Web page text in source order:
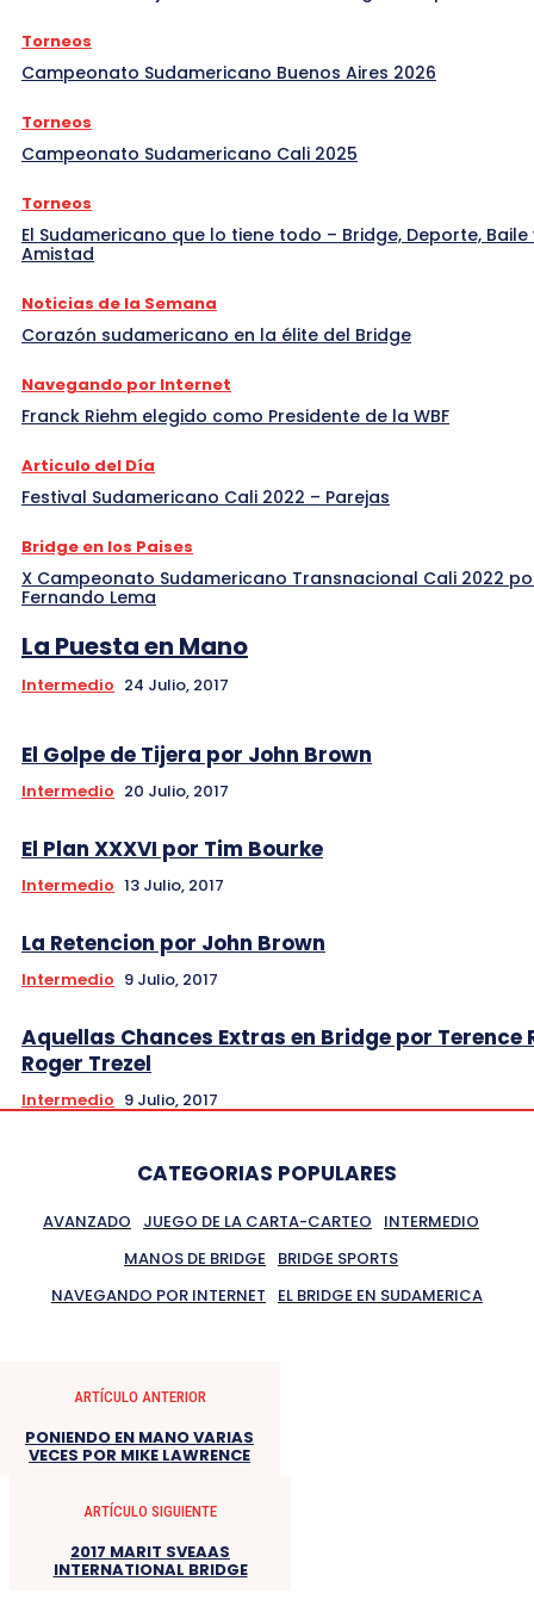
Torneos
Campeonato Sudamericano Buenos Aires 2026
Torneos
Campeonato Sudamericano Cali 2025
Torneos
El Sudamericano que lo tiene todo – Bridge, Deporte, Baile
Amistad
Noticias de la Semana
Corazón sudamericano en la élite del Bridge
Navegando por Internet
Franck Riehm elegido como Presidente de la WBF
Articulo del Día
Festival Sudamericano Cali 2022 – Parejas
Bridge en los Paises
X Campeonato Sudamericano Transnacional Cali 2022
Fernando Lema
La Puesta en Mano
Intermedio 24 Julio, 2017
El Golpe de Tijera por John Brown
Intermedio 20 Julio, 2017
El Plan XXXVI por Tim Bourke
Intermedio 13 Julio, 2017
La Retencion por John Brown
Intermedio 9 Julio, 2017
Aquellas Chances Extras en Bridge por Terence
Roger Trezel
Intermedio 9 Julio, 2017
CATEGORIAS POPULARES
AVANZADO JUEGO DE LA CARTA-CARTEO
INTERMEDIO
MANOS DE BRIDGE
BRIDGE SPORTS
NAVEGANDO POR INTERNET
EL BRIDGE EN SUDAMERICA
ARTÍCULO ANTERIOR
PONIENDO EN MANO VARIAS
VECES POR MIKE LAWRENCE
ARTÍCULO SIGUIENTE
2017 MARIT SVEAAS
INTERNATIONAL BRIDGE